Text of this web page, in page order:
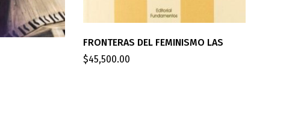
FRONTERAS DEL FEMINISMO LAS
$45,500.00